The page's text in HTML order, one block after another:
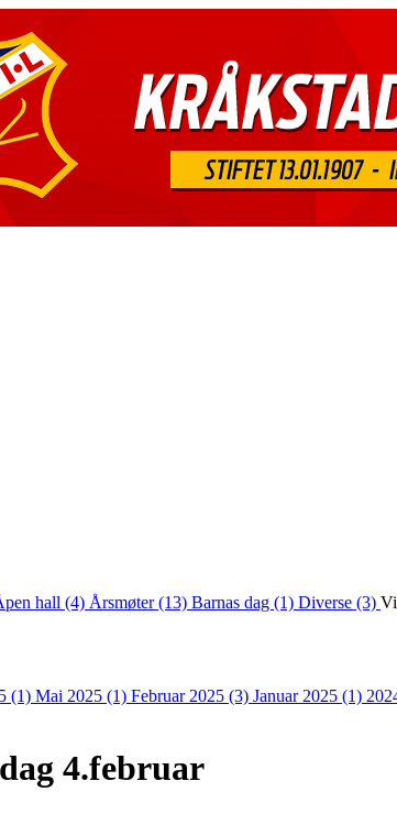
hall (4) Årsmøter (13) Barnas dag (1) Diverse (3)
(1) Mai 2025 (1) Februar 2025 (3) Januar 2025 (1)
4.februar